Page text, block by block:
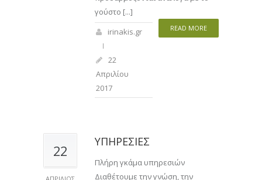
γούστο [...]
READ MORE
irinakis.gr
22
Απριλίου
2017
22
ΥΠΗΡΕΣΙΕΣ
Πλήρη γκάμα υπηρεσιών
Διαθέτουμε την γνώση, την